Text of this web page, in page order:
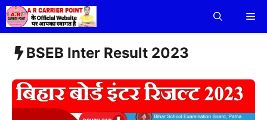
Skip
to
content
BSEB Inter Result 2023